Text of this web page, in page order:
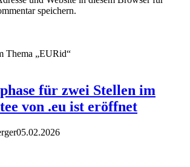
speichern.
Thema „EURid“
für zwei Stellen im
von .eu ist eröffnet
05.02.2026